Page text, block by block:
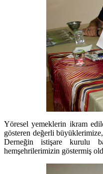
Yöresel yemeklerin ikram
gösteren değerli
Derneğin istişare kurulu
hemşehrilerimizin göstermiş